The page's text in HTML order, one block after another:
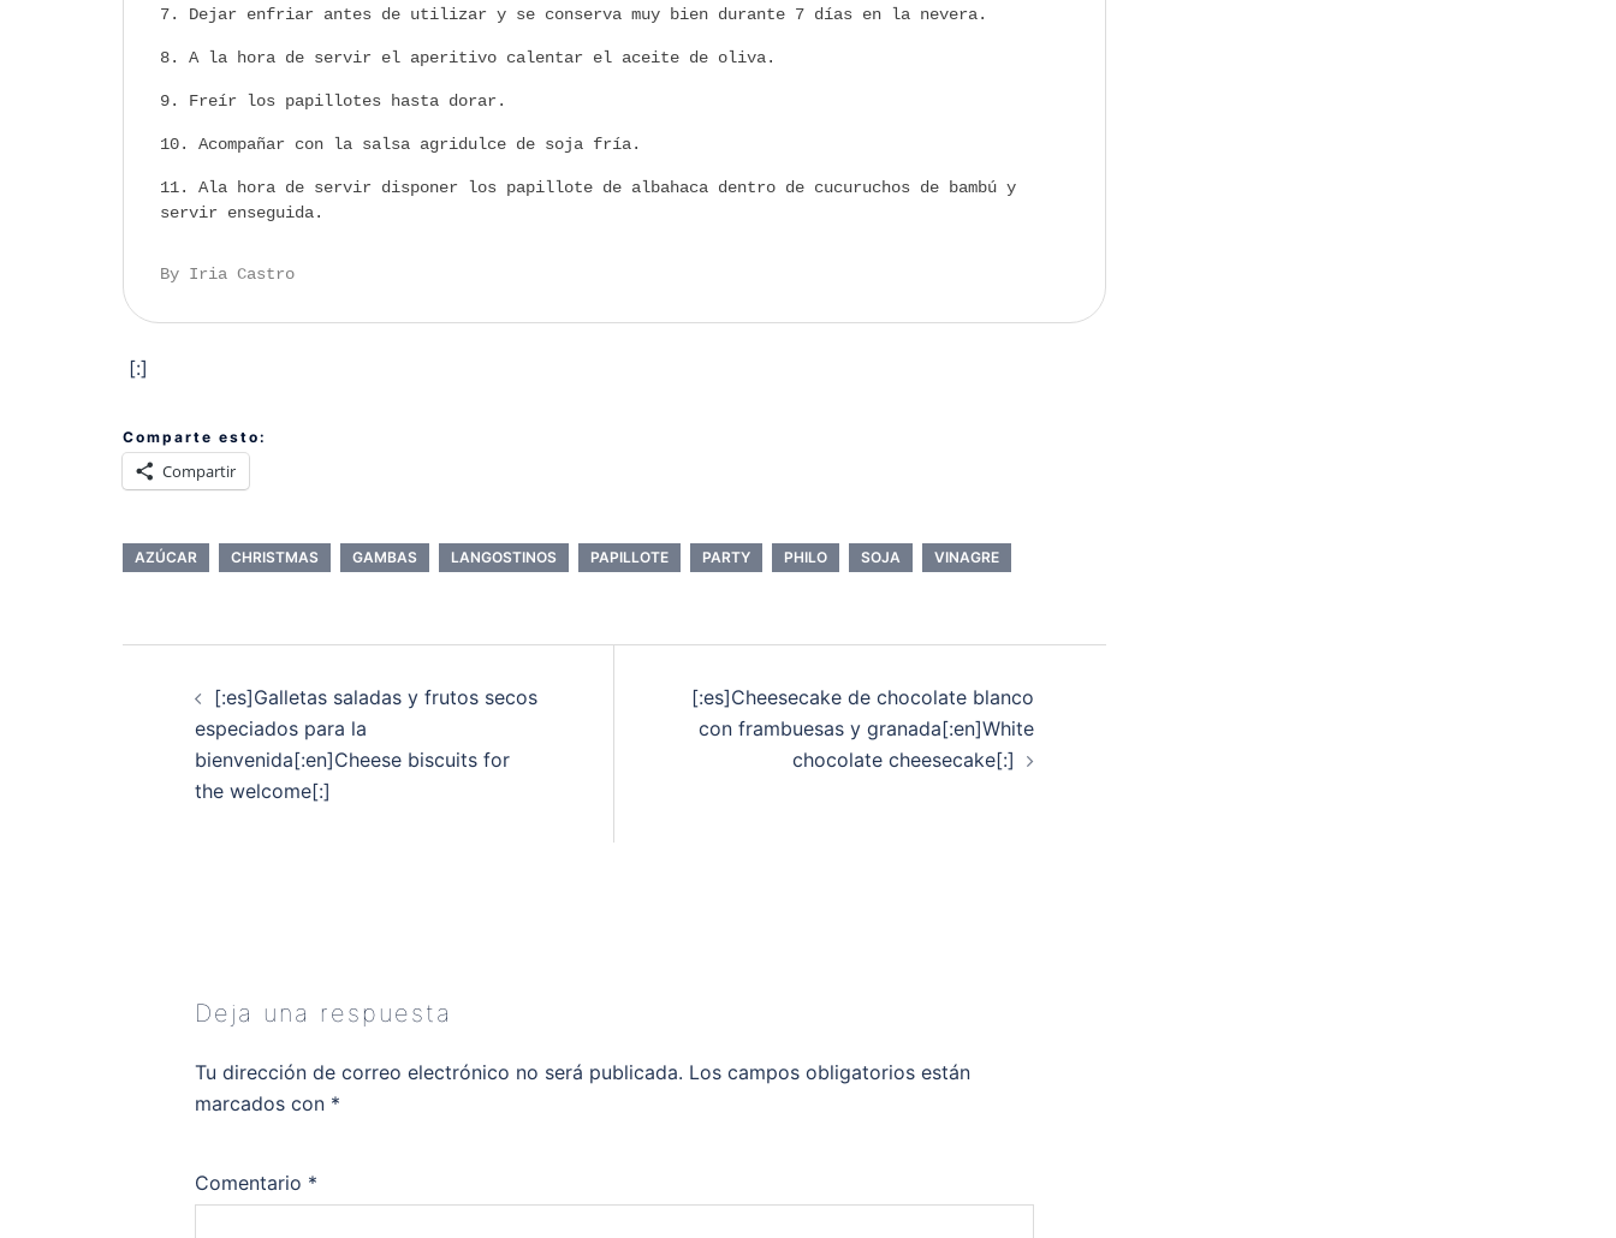
Dejar enfriar antes de utilizar y se conserva muy bien durante 7 días en la nevera.
A la hora de servir el aperitivo calentar el aceite de oliva.
Freír los papillotes hasta dorar.
Acompañar con la salsa agridulce de soja fría.
Ala hora de servir disponer los papillote de albahaca dentro de cucuruchos de bambú y
servir enseguida.
By Iria Castro
[:]
Comparte esto:
Compartir
AZÚCAR CHRISTMAS GAMBAS LANGOSTINOS PAPILLOTE PARTY PHILO SOJA VINAGRE
entradas
[:es]Galletas saladas y frutos secos
especiados para la
bienvenida[:en]Cheese biscuits for
the welcome[:]
[:es]Cheesecake de chocolate blanco
con frambuesas y granada[:en]White
chocolate cheesecake[:]
Deja una respuesta
Tu dirección de correo electrónico no será publicada. Los campos obligatorios están
marcados con *
Comentario *